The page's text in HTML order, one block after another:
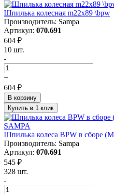
Шпилька колесная m22x89 \bpw
Производитель: Sampa
Артикул: 070.691
604 ₽
10 шт.
-
+
604 ₽
В корзину
Купить в 1 клик
Шпилька колеса BPW в сборе
Производитель: Sampa
Артикул: 070.691
545 ₽
328 шт.
-